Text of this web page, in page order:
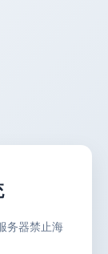
务器禁止海